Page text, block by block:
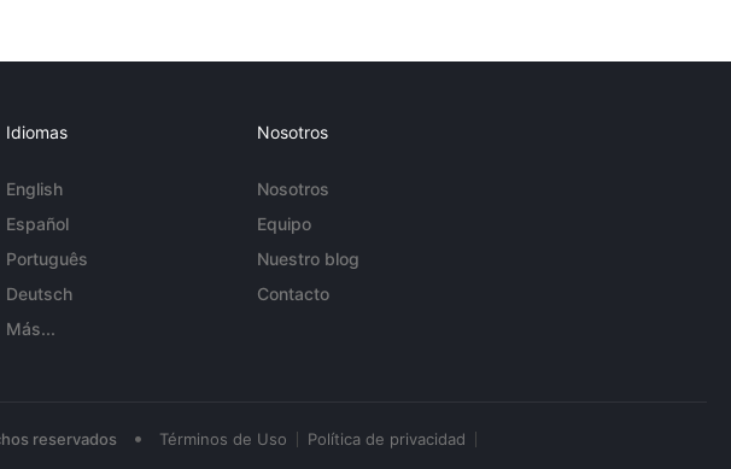
Idiomas
English
Español
Português
Deutsch
Más...
Nosotros
Nosotros
Equipo
Nuestro blog
Contacto
reservados • Términos de Uso Política de privacidad